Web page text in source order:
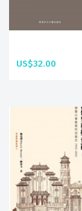
US$32.00